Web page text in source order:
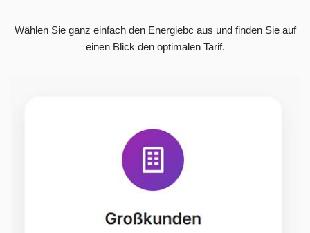
Wählen Sie ganz einfach den Energiebc aus und finden Sie auf
einen Blick den optimalen Tarif.